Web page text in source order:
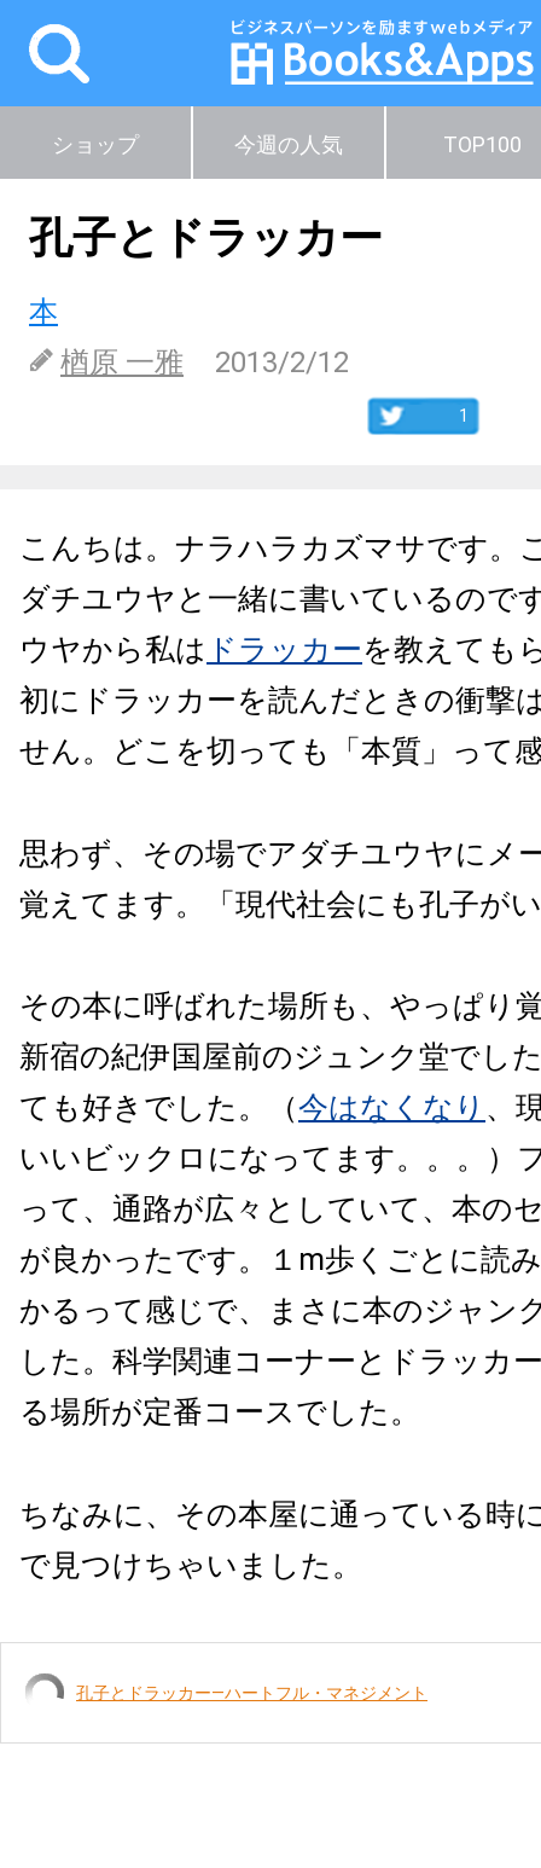
ショップ 今週の人気 TOP100
孔子とドラッカー
本
楢原 一雅
2013/2/12
1
こんちは。ナラハラカズマサです。
ダチユウヤと一緒に書いているので
ウヤから私は ドラッカーを教えても
初にドラッカーを読んだときの衝撃
せん。どこを切っても「本質」って
思わず、その場でアダチユウヤにメ
覚えてます。「現代社会にも孔子が
その本に呼ばれた場所も、やっぱり
新宿の紀伊国屋前のジュンク堂でし
ても好きでした。（今はなくなり 、
いいビックロになってます。。。）
って、通路が広々としていて、本の
が良かったです。１m歩くごとに読
かるって感じで、まさに本のジャン
した。科学関連コーナーとドラッカ
る場所が定番コースでした。
ちなみに、その本屋に通っている時
で見つけちゃいました。
孔子とドラッカー―ハートフル・マネジメント